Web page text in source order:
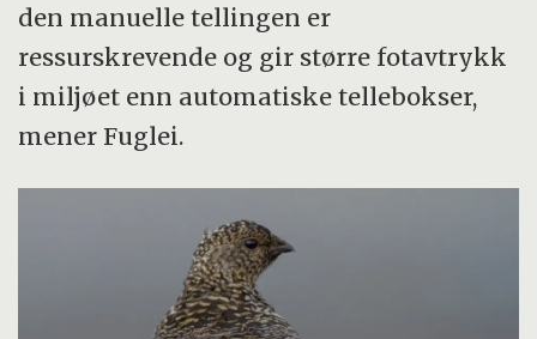
den manuelle tellingen er
ressurskrevende og gir større fotavtrykk
i miljøet enn automatiske tellebokser,
mener Fuglei.